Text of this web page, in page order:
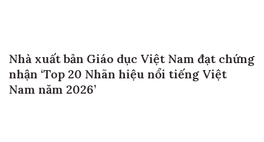
Nhà xuất bản Giáo dục Việt Nam đạt chứng
nhận ‘Top 20 Nhãn hiệu nổi tiếng Việt
Nam năm 2026’